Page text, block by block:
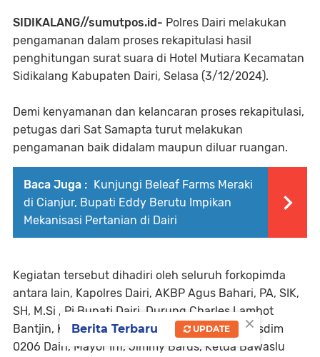
SIDIKALANG//sumutpos.id- Polres Dairi melakukan
pengamanan dalam proses rekapitulasi hasil
penghitungan surat suara di Hotel Mutiara Kecamatan
Sidikalang Kabupaten Dairi, Selasa (3/12/2024).
Demi kenyamanan dan kelancaran proses rekapitulasi,
petugas dari Sat Samapta turut melakukan
pengamanan baik didalam maupun diluar ruangan.
Baca Juga : Kunjungi Beleaf Farms Meraki
di Cianjur, Bupati Eddy Berutu Impikan
Mekanisasi Pertanian di Dairi
Kegiatan tersebut dihadiri oleh seluruh forkopimda
antara lain, Kapolres Dairi, AKBP Agus Bahari, PA, SIK,
SH, M.Si , Pj Bupati Dairi, Durung Charles Lamhot
Bantjin, Ketua DPRD Dairi, Saham Sibarani, Kasdim
0206 Dairi, Mayor Inf, Jimmy Barus, Ketua Bawaslu
×
Berita Terbaru UPDATE